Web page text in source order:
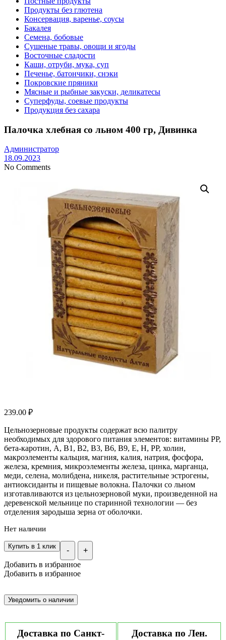
Продукты без глютена
Консервация, варенье, соусы
Бакалея
Семена, бобовые
Сушеные травы, овощи и ягоды
Восточные сладости
Каши, отруби, мука, суп
Печенье, батончики, снэки
Покровские пряники
Мясные и рыбные закуски, деликатесы
Суперфуды, соевые продукты
Продукция без сахара
Палочка хлебная со льном 400 гр, Дивинка
Администратор
18.09.2023
No Comments
239.00 ₽
Цельнозерновые продукты содержат всю палитру
необходимых для здорового питания элементов: витамины РР,
бета-каротин, А, В1, В2, В3, В6, В9, Е, Н, РР, холин,
макроэлементы кальция, магния, калия, натрия, фосфора,
железа, кремния, микроэлементы железа, цинка, марганца,
меди, селена, молибдена, никеля, растительные эстрогены,
антиоксиданты и пищевые волокна. Палочки со льном
изготавливаются из цельнозерновой муки, произведенной на
деревенской мельнице по старинной технологии — без
отделения зародыша зерна от оболочки.
Нет наличии
- +
Купить в 1 клик
Добавить в избранное
Добавить в избранное
Доставка по Санкт-
Доставка по Лен.